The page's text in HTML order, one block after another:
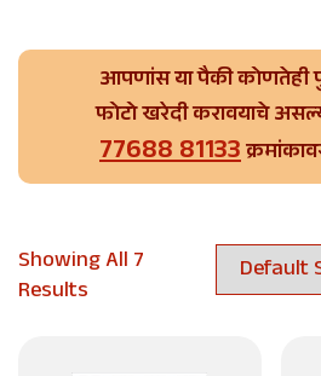
आपणांस या पैकी कोणतेही
फोटो खरेदी करावयाचे
77688 81133
Showing All 7
Results